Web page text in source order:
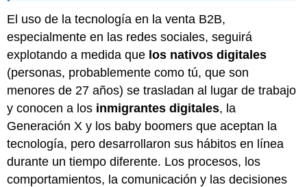
El uso de la tecnología en la venta B2B,
especialmente en las redes sociales, seguirá
explotando a medida que los nativos digitales
(personas, probablemente como tú, que son
menores de 27 años) se trasladan al lugar de trabajo
y conocen a los inmigrantes digitales, la
Generación X y los baby boomers que aceptan la
tecnología, pero desarrollaron sus hábitos en línea
durante un tiempo diferente. Los procesos, los
comportamientos, la comunicación y las decisiones